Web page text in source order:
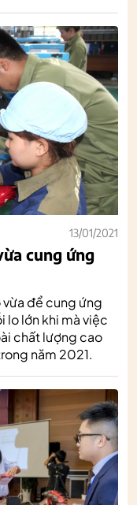
13/01/2021
cung ứng
để cung ứng
lo lớn khi mà việc
chất lượng cao
năm 2021.